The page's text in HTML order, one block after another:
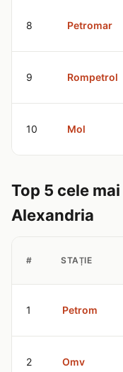
8 Petromar
9 Rompetrol
10 Mol
Top 5 cele
Alexandria
# STAȚIE
1 Petrom
2 Omv